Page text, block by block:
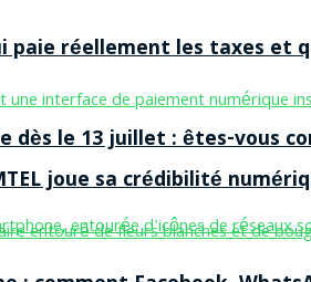
dès le 13 juillet : êtes-vous
paie réellement les taxes et
joue sa crédibilité